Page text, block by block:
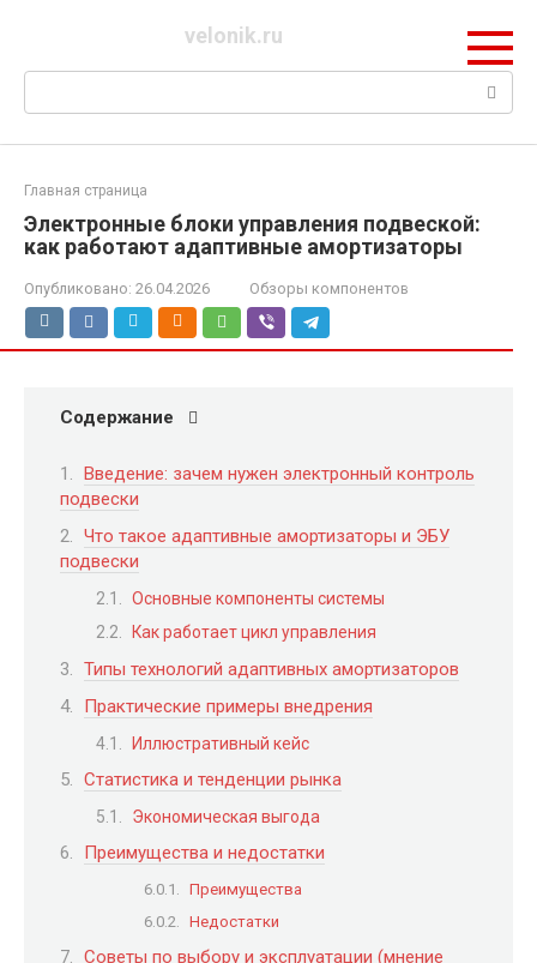
velonik.ru
Поиск:
Главная страница
Электронные блоки управления подвеской:
как работают адаптивные амортизаторы
Опубликовано: 26.04.2026 Обзоры компонентов
Содержание
Введение: зачем нужен электронный контроль
подвески
Что такое адаптивные амортизаторы и ЭБУ
подвески
Основные компоненты системы
Как работает цикл управления
Типы технологий адаптивных амортизаторов
Практические примеры внедрения
Иллюстративный кейс
Статистика и тенденции рынка
Экономическая выгода
Преимущества и недостатки
Преимущества
Недостатки
Советы по выбору и эксплуатации (мнение